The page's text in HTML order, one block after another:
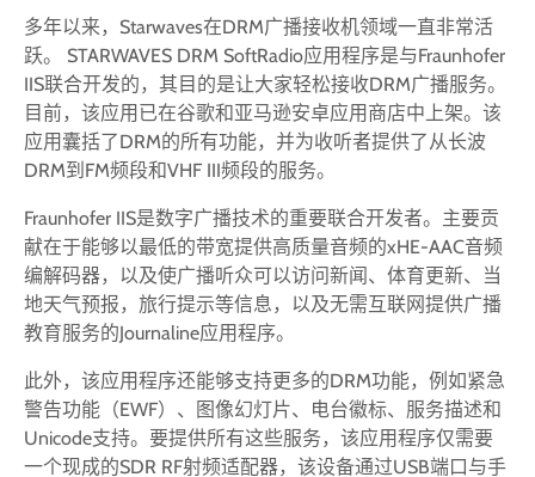
多年以来，Starwaves在DRM广播接收机领域一直非常活
跃。 STARWAVES DRM SoftRadio应用程序是与Fraunhofer
IIS联合开发的，其目的是让大家轻松接收DRM广播服务。
目前，该应用已在谷歌和亚马逊安卓应用商店中上架。该
应用囊括了DRM的所有功能，并为收听者提供了从长波
DRM到FM频段和VHF III频段的服务。
Fraunhofer IIS是数字广播技术的重要联合开发者。主要贡
献在于能够以最低的带宽提供高质量音频的xHE-AAC音频
编解码器，以及使广播听众可以访问新闻、体育更新、当
地天气预报，旅行提示等信息，以及无需互联网提供广播
教育服务的Journaline应用程序。
此外，该应用程序还能够支持更多的DRM功能，例如紧急
警告功能（EWF）、图像幻灯片、电台徽标、服务描述和
Unicode支持。要提供所有这些服务，该应用程序仅需要
一个现成的SDR RF射频适配器，该设备通过USB端口与手